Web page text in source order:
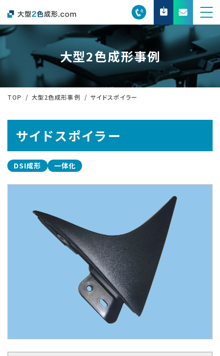
大型2色成形事例
TOP 大型2色成形事例 サイドスポイラー
サイドスポイラー
DSI成形 一体化